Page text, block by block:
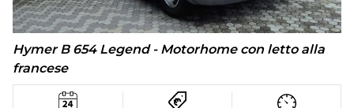
Hymer B 654 Legend - Motorhome con letto alla
francese